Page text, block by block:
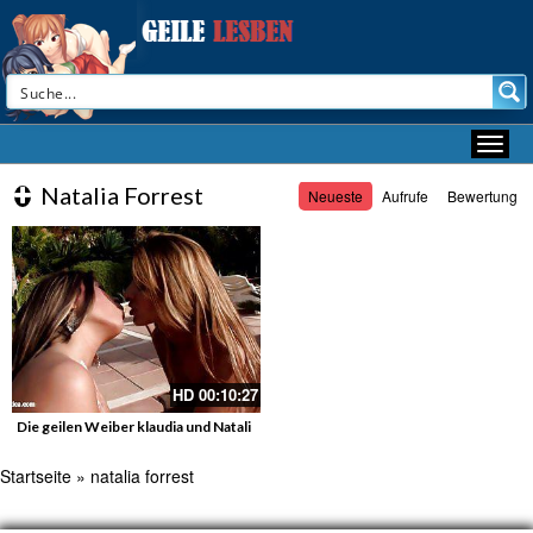
Natalia Forrest Neueste Aufrufe Bewertung
HD 00:10:27
Die geilen Weiber klaudia und Natali
Startseite » natalia forrest